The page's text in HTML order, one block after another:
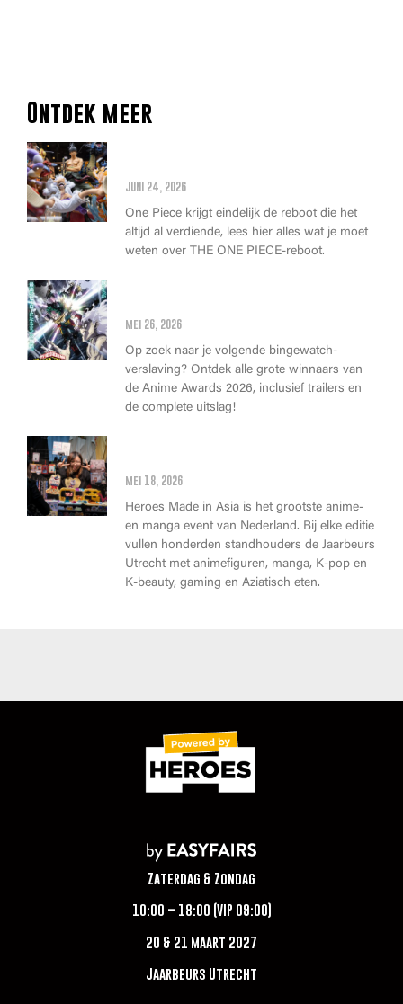
Ontdek meer
juni 24, 2026
One Piece krijgt eindelijk de reboot die het
altijd al verdiende, lees hier alles wat je moet
weten over THE ONE PIECE-reboot.
mei 26, 2026
Op zoek naar je volgende bingewatch-
verslaving? Ontdek alle grote winnaars van
de Anime Awards 2026, inclusief trailers en
de complete uitslag!
mei 18, 2026
Heroes Made in Asia is het grootste anime-
en manga event van Nederland. Bij elke editie
vullen honderden standhouders de Jaarbeurs
Utrecht met animefiguren, manga, K-pop en
K-beauty, gaming en Aziatisch eten.
Zaterdag & Zondag
10:00 – 18:00 (VIP 09:00)
20 & 21 maart 2027
Jaarbeurs Utrecht